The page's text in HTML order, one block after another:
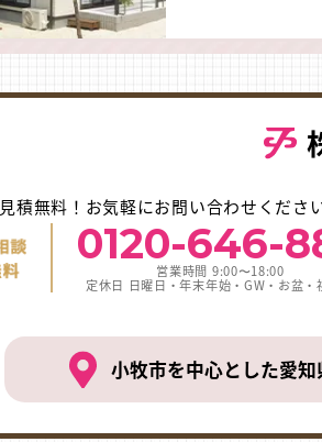
見積無料！お気軽にお問い合わせくださ
0120-646-
営業時間 9:00〜18:00
定休日 日曜日・年末年始・GW・お盆・
小牧市を中心とした愛知